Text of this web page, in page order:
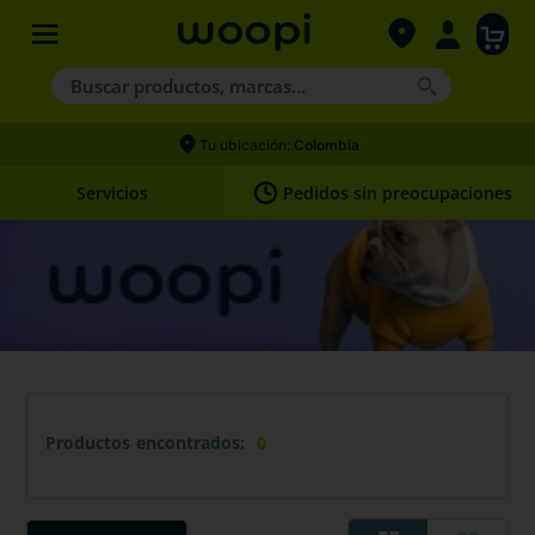
Buscar productos, marcas...
Términos más buscados
2.
hills
nexgard
4. royal canin
Tu ubicación: Colombia
Servicios Pedidos sin preocupaciones
0
Productos